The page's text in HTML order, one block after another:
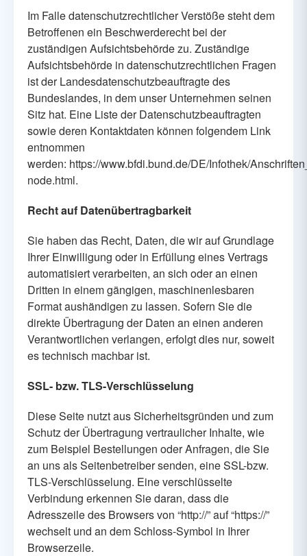
Im Falle datenschutzrechtlicher Verstöße steht dem
Betroffenen ein Beschwerderecht bei der
zuständigen Aufsichtsbehörde zu. Zuständige
Aufsichtsbehörde in datenschutzrechtlichen Fragen
ist der Landesdatenschutzbeauftragte des
Bundeslandes, in dem unser Unternehmen seinen
Sitz hat. Eine Liste der Datenschutzbeauftragten
sowie deren Kontaktdaten können folgendem Link
entnommen
werden: https://www.bfdi.bund.de/DE/Infothek/
node.html.
Recht auf Datenübertragbarkeit
Sie haben das Recht, Daten, die wir auf Grundlage
Ihrer Einwilligung oder in Erfüllung eines Vertrags
automatisiert verarbeiten, an sich oder an einen
Dritten in einem gängigen, maschinenlesbaren
Format aushändigen zu lassen. Sofern Sie die
direkte Übertragung der Daten an einen anderen
Verantwortlichen verlangen, erfolgt dies nur, soweit
es technisch machbar ist.
SSL- bzw. TLS-Verschlüsselung
Diese Seite nutzt aus Sicherheitsgründen und zum
Schutz der Übertragung vertraulicher Inhalte, wie
zum Beispiel Bestellungen oder Anfragen, die Sie
an uns als Seitenbetreiber senden, eine SSL-bzw.
TLS-Verschlüsselung. Eine verschlüsselte
Verbindung erkennen Sie daran, dass die
Adresszeile des Browsers von “http://” auf “https://”
wechselt und an dem Schloss-Symbol in Ihrer
Browserzeile.